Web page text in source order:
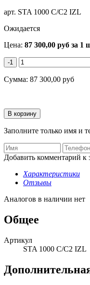
арт. STA 1000 C/C2 IZL
Ожидается
Цена: 87 300,00 руб за 1
-1
Сумма: 87 300,00 руб
Заполните только имя и
Добавить комментарий к
Характеристики
Отзывы
Аналогов в наличии нет
Общее
Артикул
STA 1000 C/C2 IZL